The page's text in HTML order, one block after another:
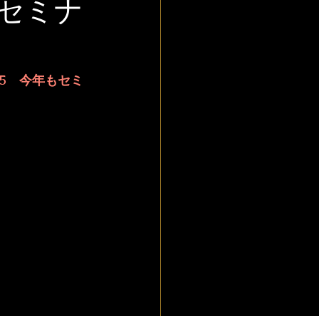
ミナ
　今年もセミ